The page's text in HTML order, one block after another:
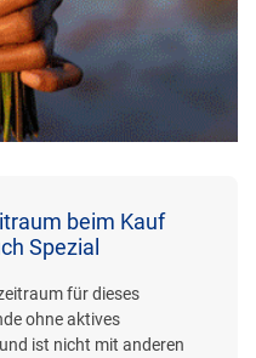
beim Kauf
Spezial
für dieses
ohne aktives
ist nicht mit anderen